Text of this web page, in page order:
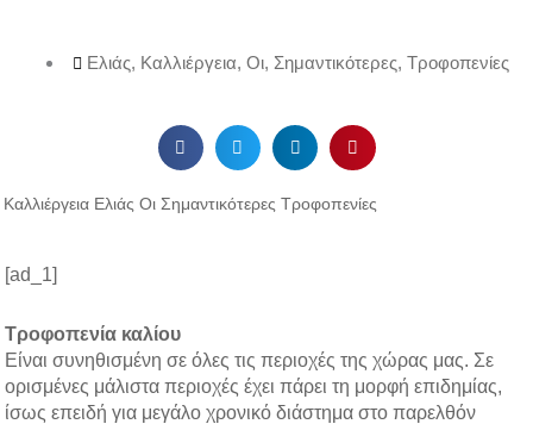
Ελιάς, Καλλιέργεια,Οι, Σημαντικότερες,Τροφοπενίες
Καλλιέργεια Ελιάς Οι Σημαντικότερες Τροφοπενίες
[ad_1]
Τροφοπενία καλίου
Είναι συνηθισμένη σε όλες τις περιοχές της χώρας μας. Σε
ορισμένες μάλιστα περιοχές έχει πάρει τη μορφή επιδημίας,
ίσως επειδή για μεγάλο χρονικό διάστημα στο παρελθόν